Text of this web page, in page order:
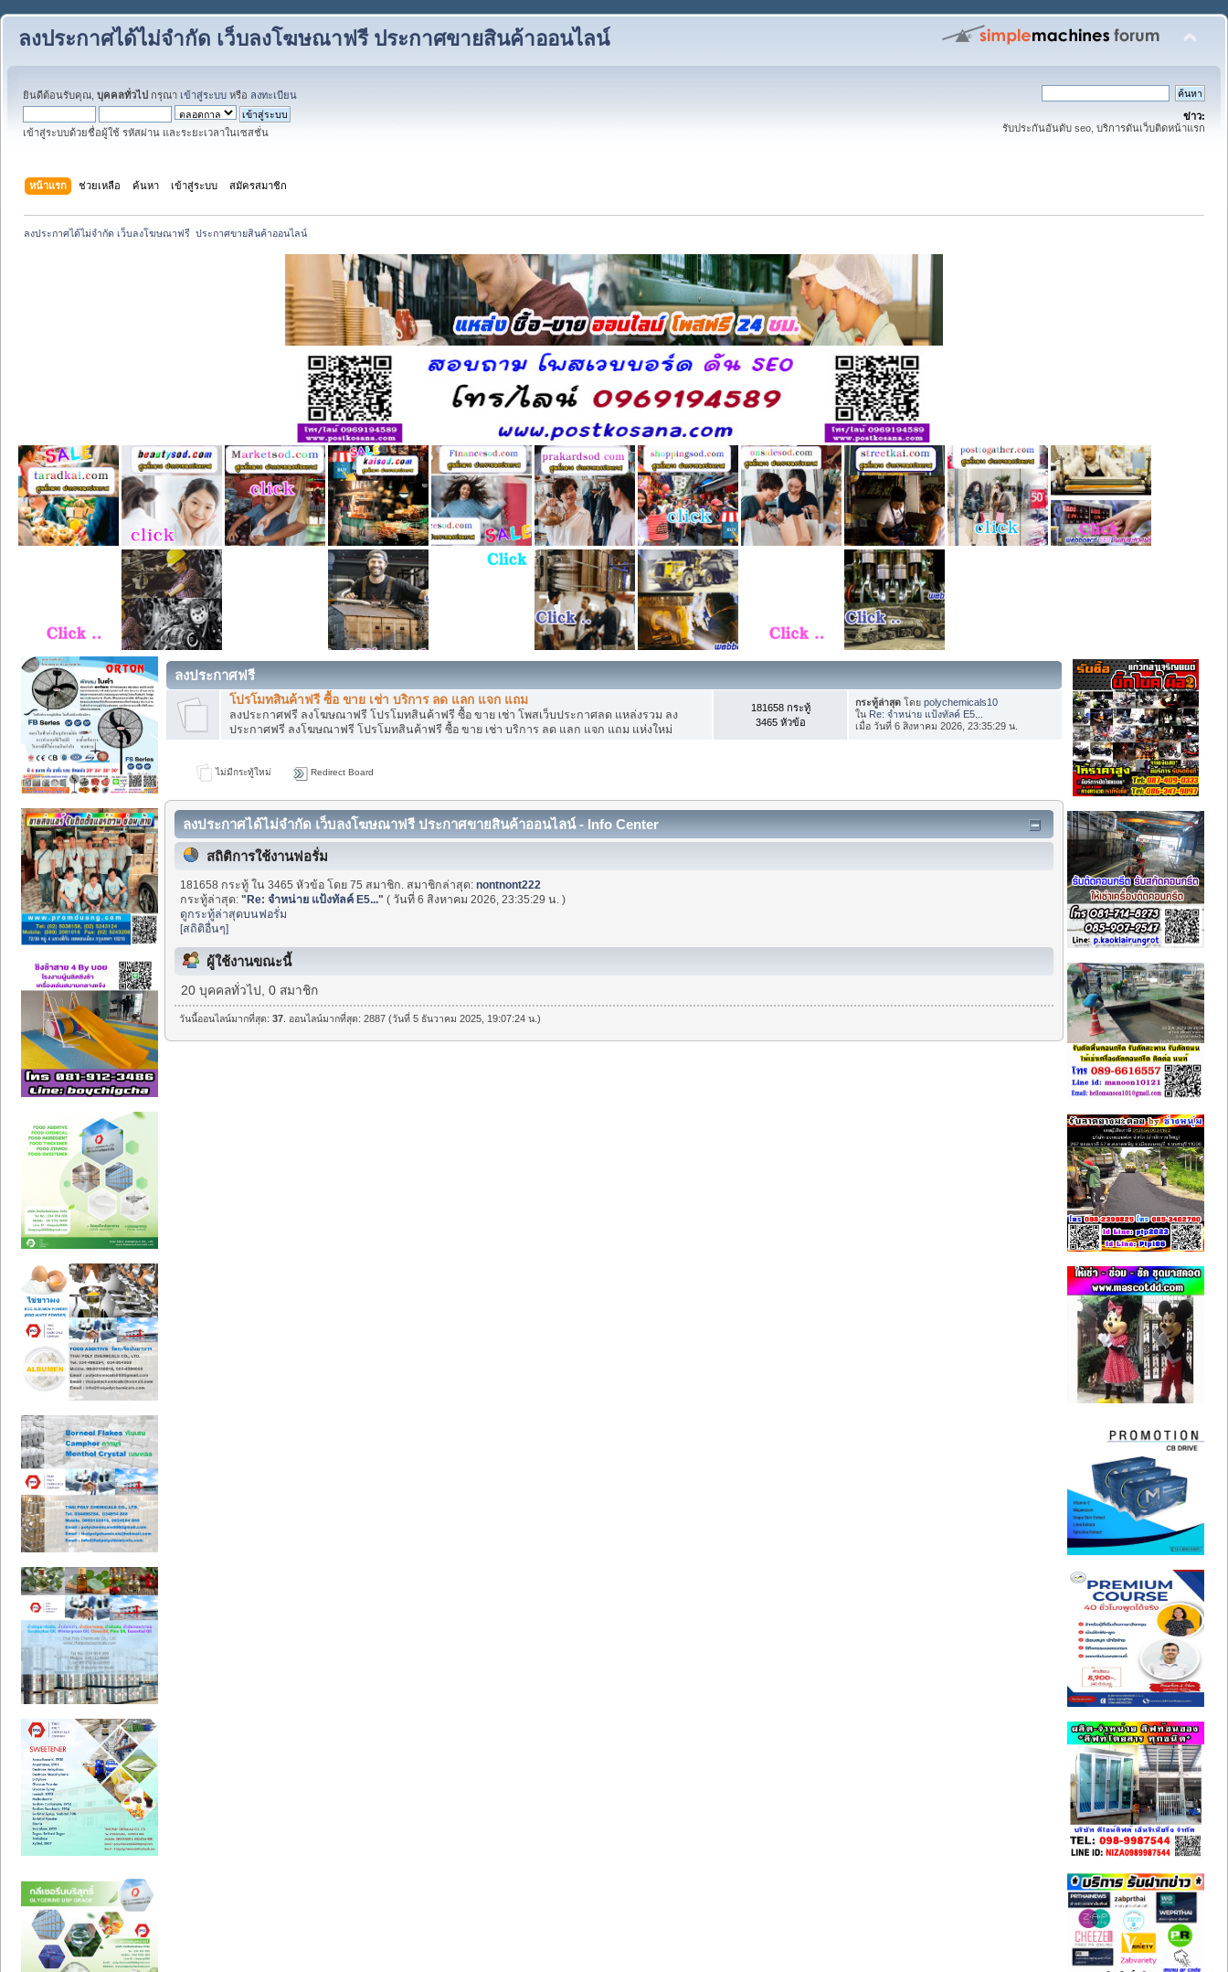
ลงประกาศได้ไม่จำกัด เว็บลงโฆษณาฟรี ประกาศขายสินค้าออนไลน์
ยินดีต้อนรับคุณ, บุคคลทั่วไป กรุณา เข้าสู่ระบบ หรือ ลงทะเบียน
เข้าสู่ระบบด้วยชื่อผู้ใช้ รหัสผ่าน และระยะเวลาในเซสชั่น
ข่าว:
รับประกันอันดับ seo, บริการดันเว็บติดหน้าแรก
หน้าแรก ช่วยเหลือ ค้นหา เข้าสู่ระบบ สมัครสมาชิก
ลงประกาศได้ไม่จำกัด เว็บลงโฆษณาฟรี  ประกาศขายสินค้าออนไลน์
ลงประกาศฟรี
โปรโมทสินค้าฟรี ซื้อ ขาย เช่า บริการ ลด แลก แจก แถม
ลงประกาศฟรี ลงโฆษณาฟรี โปรโมทสินค้าฟรี ซื้อ ขาย เช่า โพสเว็บประกาศลด แหล่งรวม ลง
ประกาศฟรี ลงโฆษณาฟรี โปรโมทสินค้าฟรี ซื้อ ขาย เช่า บริการ ลด แลก แจก แถม แห่งใหม่
181658 กระทู้
3465 หัวข้อ
กระทู้ล่าสุด โดยpolychemicals10
ใน Re: จำหน่าย แป้งทัลค์ E5...
เมื่อ วันที่ 6 สิงหาคม 2026, 23:35:29 น.
ไม่มีกระทู้ใหม่ Redirect Board
ลงประกาศได้ไม่จำกัด เว็บลงโฆษณาฟรี ประกาศขายสินค้าออนไลน์ - Info Center
สถิติการใช้งานฟอรั่ม
181658 กระทู้ ใน 3465 หัวข้อ โดย 75 สมาชิก. สมาชิกล่าสุด:nontnont222
กระทู้ล่าสุด:"Re: จำหน่าย แป้งทัลค์ E5..." ( วันที่ 6 สิงหาคม 2026, 23:35:29 น. )
ดูกระทู้ล่าสุดบนฟอรั่ม
[สถิติอื่นๆ]
ผู้ใช้งานขณะนี้
20 บุคคลทั่วไป, 0 สมาชิก
วันนี้ออนไลน์มากที่สุด:37 . ออนไลน์มากที่สุด: 2887 (วันที่ 5 ธันวาคม 2025, 19:07:24 น.)